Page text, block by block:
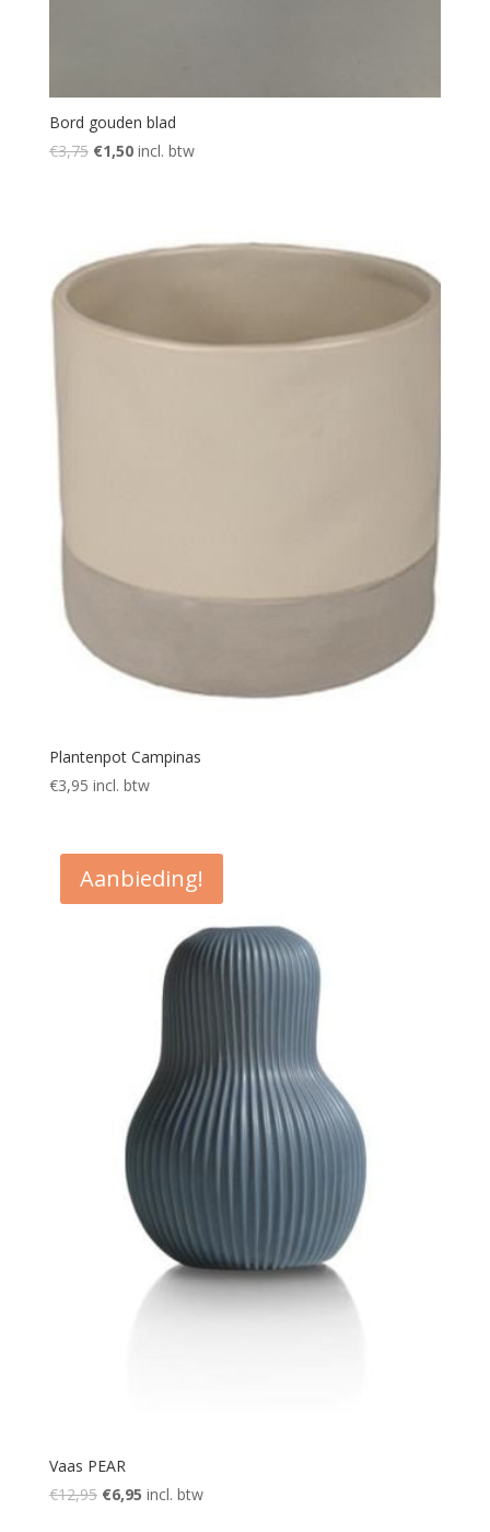
Bord gouden blad
€3,75 Oorspronkelijke
€1,50Huidige
incl. btw
Plantenpot Campinas
€3,95 incl. btw
Aanbieding!
Vaas PEAR
€12,95 Oorspronkelijke
€6,95Huidige
incl. btw